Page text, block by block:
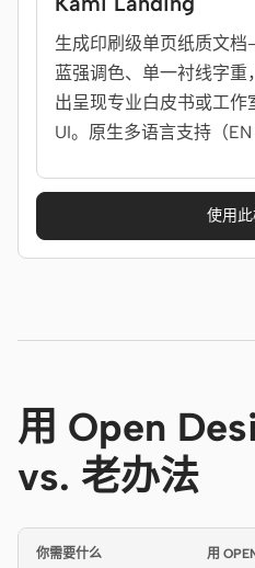
生成印刷级单页纸质文
蓝强调色、单一衬线字
出呈现专业白皮书或工作
UI。原生多语言支持（EN
使用
用 Open
vs. 老办法
你需要什么 用